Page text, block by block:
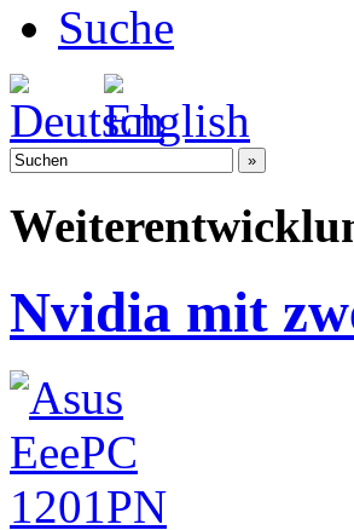
Suche
Nvidia mit